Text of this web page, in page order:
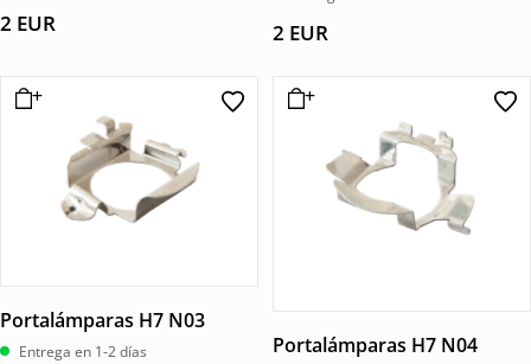
de 5
2 EUR 2 EUR
Portalámparas H7 N03
Entrega en 1-2 días Portalámparas H7 N04